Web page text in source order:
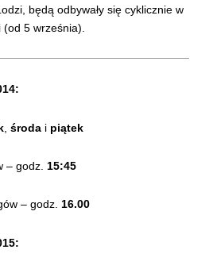
będą odbywały się cyklicznie w
5 września).
środa i piątek
– godz. 15:45
– godz. 16.00